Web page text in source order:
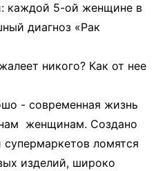
каждой 5-ой женщине в
диагноз «Рак
никого? Как от нее
- современная жизнь
женщинам. Создано
ломятся
изделий, широко